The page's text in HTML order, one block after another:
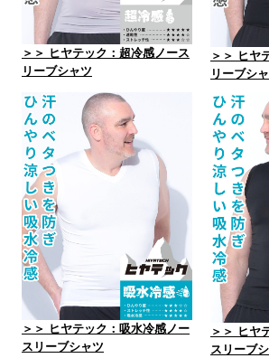
＞＞ ヒヤテック：超冷感ノース
リーブシャツ
＞＞ ヒヤ
リーブシ
＞＞ ヒヤテック：吸水冷感ノー
スリーブシャツ
＞＞ ヒヤ
スリーブ